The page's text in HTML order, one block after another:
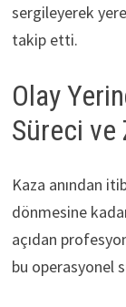
sergileyerek
takip etti.
Olay
Süreci ve
Kaza anından
dönmesine
açıdan
bu operasyonel